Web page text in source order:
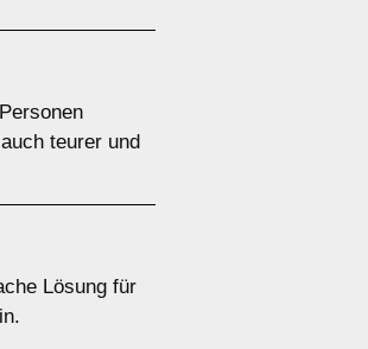
teurer und
Lösung für